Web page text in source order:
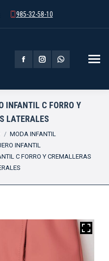
985-32-58-10
Facebook
opens
in
new
window
Instagram
opens
in
new
window
Whatsapp
opens
window
INFANTIL C FORRO Y
LATERALES
MODA INFANTIL
INFANTIL
C FORRO Y CREMALLERAS